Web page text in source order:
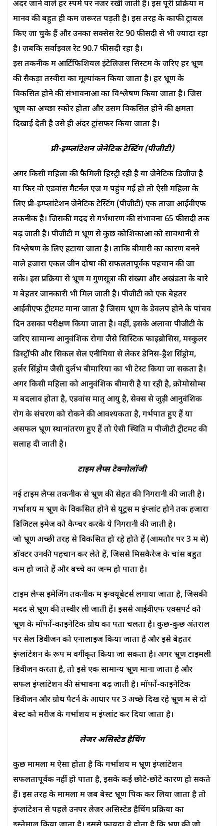
अंदर जाने वाले हर स्पर्म पर नजर रखी जाती है। इस पूरी प्रक्रिया में
मानव की बहुत ही कम जरूरत पड़ती है। इस तरह के काफी ट्रायल
किए जा चुके हैं और उनका सक्सेस रेट 90 फीसदी से भी ज्यादा रहा
है। जबकि सर्वाइवल रेट 90.7 फीसदी रहा है।
इस तकनीक में आर्टिफिशियल इंटेलिजेंस सिस्टम के जरिए हर भ्रूण
की सैकड़ों तस्वीरों का मूल्यांकन किया जाता है। हर भ्रूण के
विकसित होने की संभावनाओं का विश्लेषण किया जाता है। जिस
भ्रूण का अच्छा स्कोर होता और उसमें विकसित होने की क्षमता
दिखाई देती है उसे ही अंदर ट्रांसफर किया जाता है।
प्री-इम्प्लांटेशन जेनेटिक टेस्टिंग (पीजीटी)
अगर किसी महिला की फैमिली हिस्ट्री रही है या जेनेटिक डिजीज है
या फिर वो एडवांस मैटर्नल एज में पहुंच गई हो तो ऐसी महिला के
लिए प्री-इम्प्लांटेशन जेनेटिक टेस्टिंग (पीजीटी) एक ताजा आईवीएफ
तकनीक है। जिसकी मदद से गर्भधारण की संभावना 65 फीसदी तक
बढ़ जाती है। पीजीटी में भ्रूण से कुछ कोशिकाओं को सावधानी से
विश्लेषण के लिए हटाया जाता है। ताकि बीमारी का कारण बनने
वाले हजारों एकल जीन दोषों की सफलतापूर्वक पहचान की जा
सके। इस प्रक्रिया से भ्रूण में गुणसूत्रों की संख्या और अखंडता के बारे
में बेहतर जानकारी भी मिल जाती है। पीजीटी को एक बेहतर
आईवीएफ ट्रीटमेंट माना जाता है जिसमें भ्रूण के डेवलप होने के पांचवें
दिन उसका परीक्षण किया जाता है। वहीं, इसके अलावा पीजीटी के
जरिए सामान्य आनुवंशिक रोगों जैसे सिस्टिक फाइब्रोसिस, मस्कुलर
डिस्ट्रॉफी और सिकल सेल एनीमिया से लेकर डेनिस-ड्रैश सिंड्रोम,
हर्लर सिंड्रोम जैसी दुर्लभ बीमारियों का भी टेस्ट किया जा सकता है।
अगर किसी महिला को आनुवंशिक बीमारी है या रही है, क्रोमोसोम्स
में बदलाव होता है, एडवांस मातृ आयु है, सेक्स से जुड़ी आनुवंशिक
रोग के संचरण को रोकने की आवश्यकता है, गर्भपात हुए हैं या
असफल भ्रूण स्थानांतरण हुए हैं तो ऐसी स्थिति में पीजीटी ट्रीटमेंट की
सलाह दी जाती है।
टाइम लैप्स टेक्नोलॉजी
नई टाइम लैप्स तकनीक से भ्रूण की सेहत की निगरानी की जाती है।
गर्भाशय में भ्रूण के विकसित होने से यूट्रस में इंप्लांट होने तक हजारों
डिजिटल इमेज को कैप्चर करके ये निगरानी की जाती है।
जो भ्रूण अच्छी तरह से विकसित हो रहे होते हैं (आमतौर पर 3 में से)
डॉक्टर उनकी पहचान कर लेते हैं, जिससे मिसकैरेज के चांस बहुत
कम हो जाते हैं और बच्चे का जन्म हो पाता है।
टाइम लैप्स इमेजिंग तकनीक में इन्क्यूबेटर्स लगाया जाता है, जिसकी
मदद से भ्रूण की तस्वीरें ली जाती हैं। इससे आईवीएफ एक्सपर्ट को
भ्रूण के मॉर्फो-काइनेटिक ग्रोथ का पता चलता है। कुछ-कुछ अंतराल
पर सेल डिवीजन को एनालाइज किया जाता है और इसे बेहतर
इंप्लांटेशन के रूप में वर्गीकृत किया जा सकता है। अगर भ्रूण टाइमली
डिवीजन करता है, तो इसे एक सामान्य भ्रूण माना जाता है और
सफल इंप्लांटेशन की संभावना बढ़ जाती है। मॉर्फो-काइनेटिक
डिवीजन और ग्रोथ पैटर्न के आधार पर 3 अच्छे दिख रहे भ्रूण में से दो
बेस्ट को मरीज के गर्भाशय में इंप्लांट कर दिया जाता है।
लेजर असिस्टेड हैचिंग
कुछ मामलों में ऐसा होता है कि गर्भाशय में भ्रूण इंप्लांटेशन
सफलतापूर्वक नहीं हो पाता है, इसके कई छोटे-छोटे कारण हो सकते
हैं। इस तरह के मामलों में जब बेस्ट भ्रूण पिक कर लिया जाता है तो
इंप्लांटेशन से पहले उनपर लेजर असिस्टेड हैचिंग प्रक्रिया का